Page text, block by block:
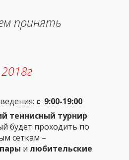
принять
с 9:00-19:00
теннисный турнир
будет проходить по
сеткам –
и любительские